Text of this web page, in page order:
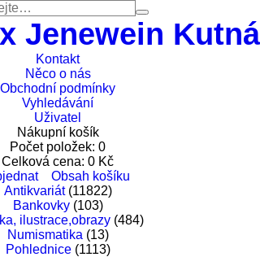
Jenewein
Kontakt
Něco o nás
Obchodní podmínky
Vyhledávání
Uživatel
Nákupní košík
Počet položek: 0
Celková cena: 0 Kč
Obsah košíku
Antikvariát(11822)
Bankovky(103)
ilustrace,obrazy (484)
Numismatika (13)
Pohlednice(1113)